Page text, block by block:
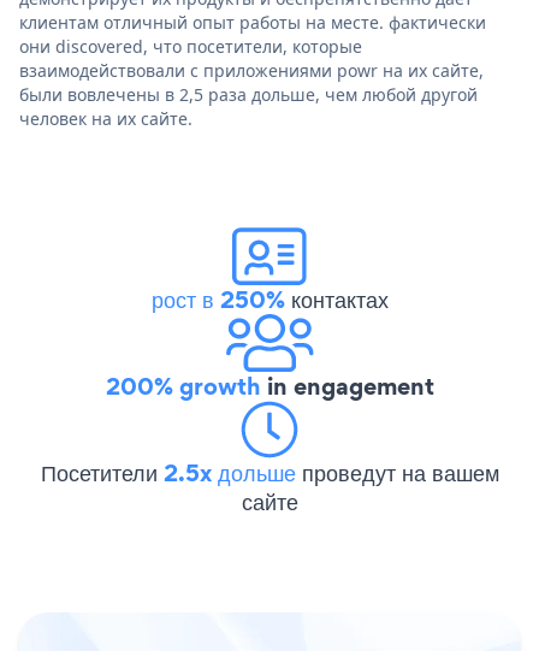
клиентам отличный опыт работы на месте. фактически
они discovered, что посетители, которые
взаимодействовали с приложениями powr на их сайте,
были вовлечены в 2,5 раза дольше, чем любой другой
человек на их сайте.
рост в 250%контактах
200% growth in engagement
Посетители 2.5x дольше проведут на вашем
сайте